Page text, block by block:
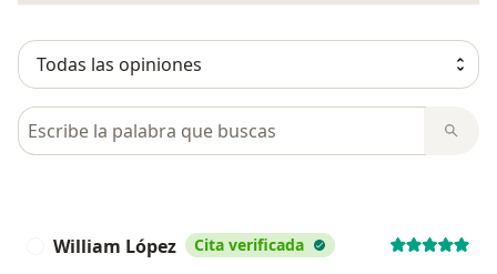
Busca en opiniones
William López Cita verificada